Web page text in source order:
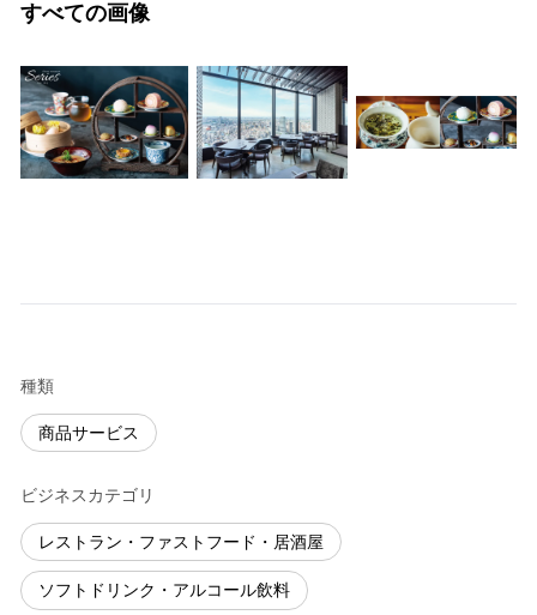
すべての画像
種類
商品サービス
ビジネスカテゴリ
レストラン・ファストフード・居酒屋
ソフトドリンク・アルコール飲料